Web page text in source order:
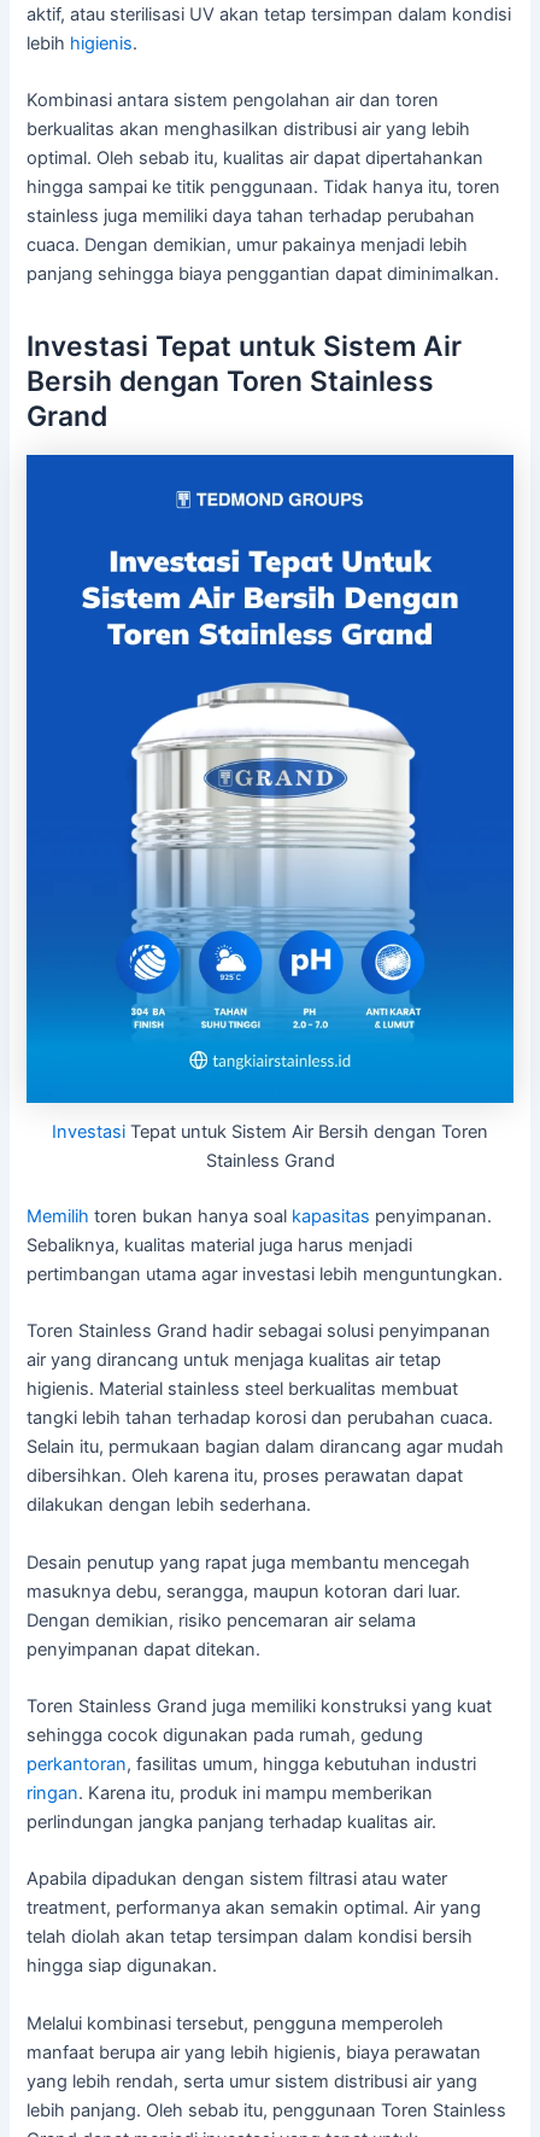
aktif, atau sterilisasi UV akan tetap tersimpan dalam kondisi
lebih higienis.
Kombinasi antara sistem pengolahan air dan toren
berkualitas akan menghasilkan distribusi air yang lebih
optimal. Oleh sebab itu, kualitas air dapat dipertahankan
hingga sampai ke titik penggunaan. Tidak hanya itu, toren
stainless juga memiliki daya tahan terhadap perubahan
cuaca. Dengan demikian, umur pakainya menjadi lebih
panjang sehingga biaya penggantian dapat diminimalkan.
Investasi Tepat untuk Sistem Air
Bersih dengan Toren Stainless
Grand
Investasi Tepat untuk Sistem Air Bersih dengan Toren
Stainless Grand
Memilih toren bukan hanya soal kapasitas penyimpanan.
Sebaliknya, kualitas material juga harus menjadi
pertimbangan utama agar investasi lebih menguntungkan.
Toren Stainless Grand hadir sebagai solusi penyimpanan
air yang dirancang untuk menjaga kualitas air tetap
higienis. Material stainless steel berkualitas membuat
tangki lebih tahan terhadap korosi dan perubahan cuaca.
Selain itu, permukaan bagian dalam dirancang agar mudah
dibersihkan. Oleh karena itu, proses perawatan dapat
dilakukan dengan lebih sederhana.
Desain penutup yang rapat juga membantu mencegah
masuknya debu, serangga, maupun kotoran dari luar.
Dengan demikian, risiko pencemaran air selama
penyimpanan dapat ditekan.
Toren Stainless Grand juga memiliki konstruksi yang kuat
sehingga cocok digunakan pada rumah, gedung
perkantoran, fasilitas umum, hingga kebutuhan industri
ringan. Karena itu, produk ini mampu memberikan
perlindungan jangka panjang terhadap kualitas air.
Apabila dipadukan dengan sistem filtrasi atau water
treatment, performanya akan semakin optimal. Air yang
telah diolah akan tetap tersimpan dalam kondisi bersih
hingga siap digunakan.
Melalui kombinasi tersebut, pengguna memperoleh
manfaat berupa air yang lebih higienis, biaya perawatan
yang lebih rendah, serta umur sistem distribusi air yang
lebih panjang. Oleh sebab itu, penggunaan Toren Stainless